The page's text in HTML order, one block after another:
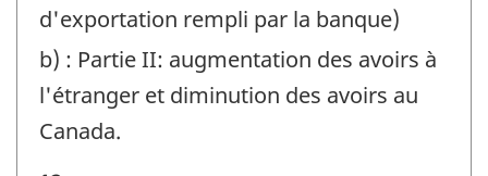
d'exportation rempli par la banque)
b) : Partie II: augmentation des avoirs à
l'étranger et diminution des avoirs au
Canada.